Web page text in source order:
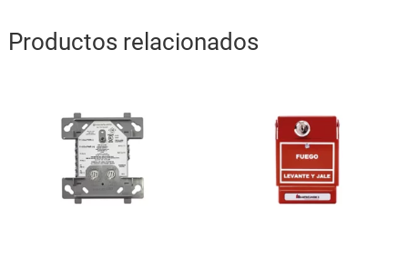
Productos relacionados